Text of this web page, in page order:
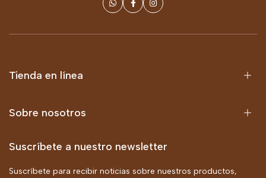
Tienda en línea
Sobre nosotros
Suscríbete a nuestro newsletter
Suscríbete para recibir noticias sobre nuestros productos,